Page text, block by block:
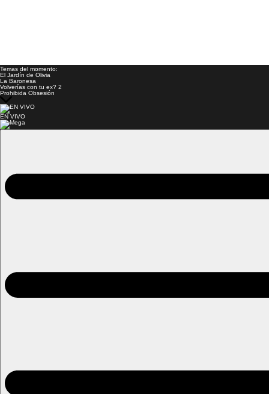
Temas del momento:
El Jardín de Olivia
La Baronesa
Volverías con tu ex? 2
Prohibida Obsesión
EN VIVO